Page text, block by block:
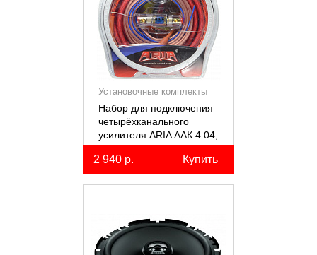
Установочные комплекты
(КИТы)
Набор для подключения
четырёхканального
усилителя ARIA ААК 4.04,
4AWG, miniANL 60А,
омедненный алюминий
(ССА)
2 940 р. Купить